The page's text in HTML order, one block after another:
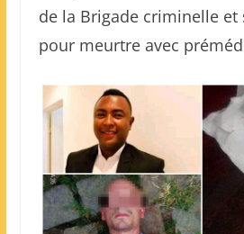
de la Brigade criminelle et
pour meurtre avec